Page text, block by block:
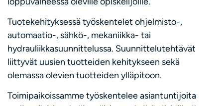
Tuotekehityksessä työskentelet ohjelmisto-,
automaatio-, sähkö-, mekaniikka- tai
hydrauliikkasuunnittelussa. Suunnittelutehtävät
liittyvät uusien tuotteiden kehitykseen sekä
olemassa olevien tuotteiden ylläpitoon.
Toimipaikoissamme työskentelee asiantuntijoita